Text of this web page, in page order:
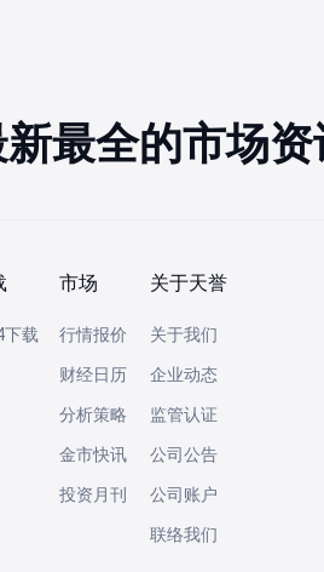
最全的市场资
下载
市场
行情报价
财经日历
分析策略
金市快讯
投资月刊
关于天誉
关于我们
企业动态
监管认证
公司公告
公司账户
联络我们